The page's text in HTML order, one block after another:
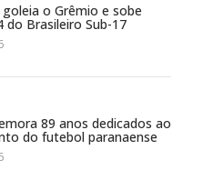
o Grêmio e sobe
do Brasileiro Sub-17
89 anos dedicados ao
do futebol paranaense